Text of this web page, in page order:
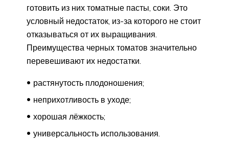
готовить из них томатные пасты, соки. Это
условный недостаток, из-за которого не стоит
отказываться от их выращивания.
Преимущества черных томатов значительно
перевешивают их недостатки.
растянутость плодоношения;
неприхотливость в уходе;
хорошая лёжкость;
универсальность использования.